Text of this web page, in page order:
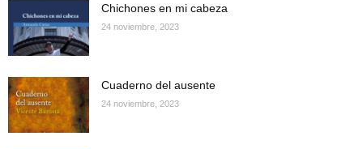
Chichones en mi cabeza
24 noviembre, 2023
Cuaderno del ausente
24 noviembre, 2023